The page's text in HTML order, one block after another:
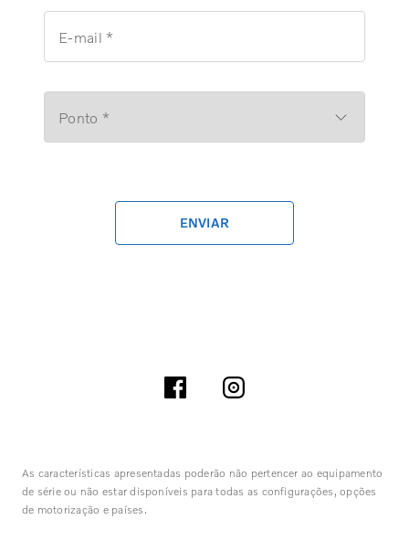
E-mail *
Ponto *
ENVIAR
As características apresentadas poderão não pertencer ao equipamento
de série ou não estar disponíveis para todas as configurações, opções
de motorização e países.